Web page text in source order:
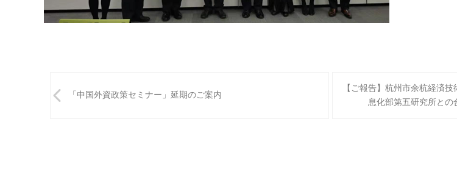
稿
「中国外資政策セミナー」延期のご案内
【ご報告】杭州市余杭経済
息化部第五研究所との